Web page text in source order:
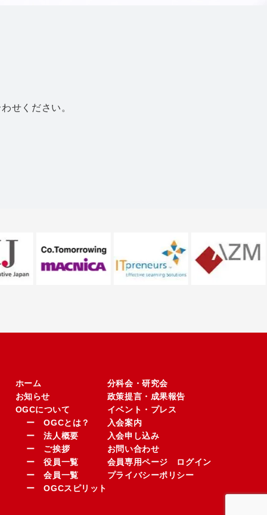
せください。
ホーム
お知らせ
OGCについて
ー OGCとは？
ー 法人概要
ー ご挨拶
ー 役員一覧
ー 会員一覧
ー OGCスピリット
分科会・研究会
政策提言・成果報告
イベント・プレス
入会案内
入会申し込み
お問い合わせ
会員専用ページ ログイン
プライバシーポリシー